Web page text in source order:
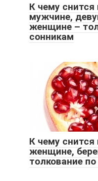
К чему
мужчине,
женщине –
сонникам
К чему снится
женщине,
толкование